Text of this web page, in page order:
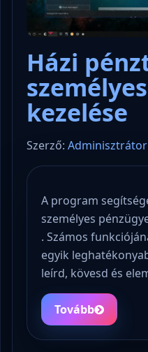
Házi
kezelése
Szerző: Adminisztrátor
A program
személyes
. Számos
egyik
leírd, kövesd és
Tovább